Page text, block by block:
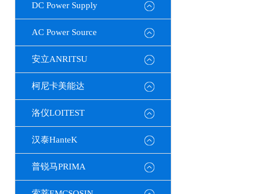
DC Power Supply
AC Power Source
安立ANRITSU
柯尼卡美能达
洛仪LOITEST
汉泰HanteK
普锐马PRIMA